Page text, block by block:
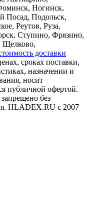
Ногинск,
Посад, Подольск,
Реутов, Руза,
Ступино, Фрязино,
Щелково,
доставки
сроках поставки,
назначении и
носит
публичной офертой.
без
HLADEX.RU c 2007